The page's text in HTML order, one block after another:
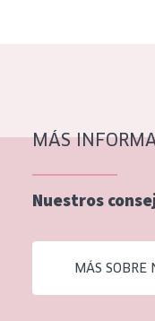
Piel normal y seca
Piel mixata o grasa
Piel madura
Piel expuesta al sol
Piel menopáusica
MÁS
Nuestros
MÁS SOBRE